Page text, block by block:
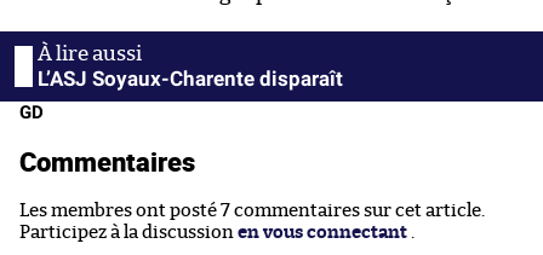
L’ASJ Soyaux-Charente disparaît
GD
Commentaires
Les membres ont posté 7 commentaires sur cet article.
Participez à la discussion en vous connectant